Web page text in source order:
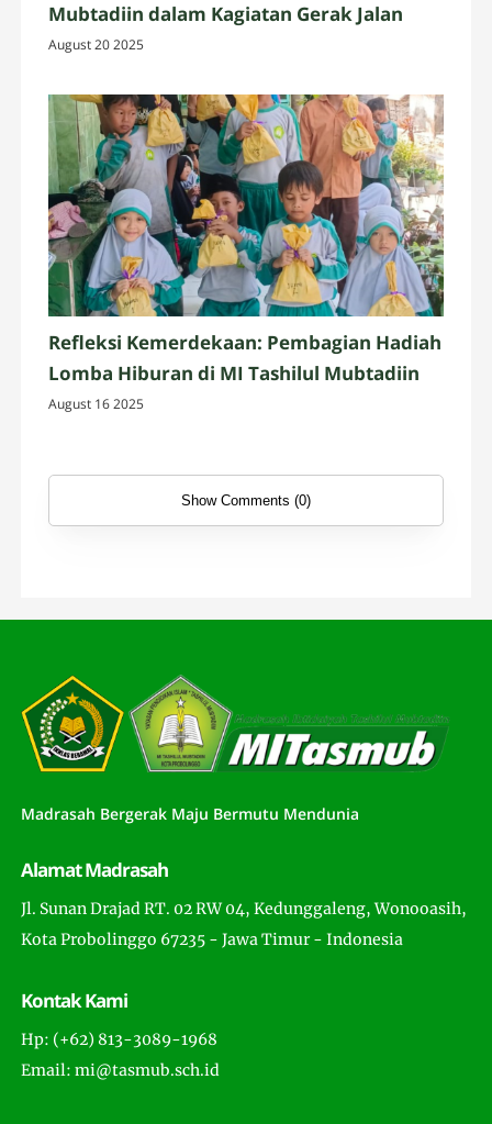
Mubtadiin dalam Kagiatan Gerak Jalan
August 20 2025
Refleksi Kemerdekaan: Pembagian Hadiah
Lomba Hiburan di MI Tashilul Mubtadiin
August 16 2025
Show Comments (0)
Madrasah Bergerak Maju Bermutu Mendunia
Alamat Madrasah
Jl. Sunan Drajad RT. 02 RW 04, Kedunggaleng, Wonooasih,
Kota Probolinggo 67235 - Jawa Timur - Indonesia
Kontak Kami
Hp: (+62) 813-3089-1968
Email: mi@tasmub.sch.id